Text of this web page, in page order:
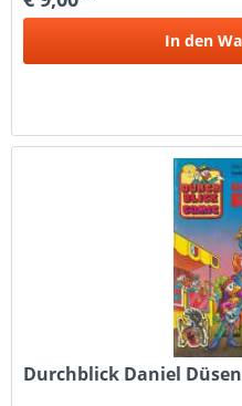
In den
Durchblick Daniel